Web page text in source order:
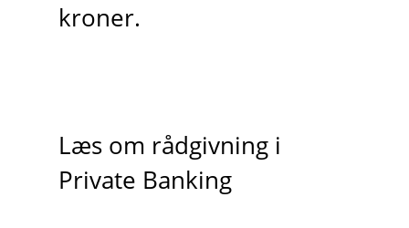
kroner.
Læs om rådgivning i
Private Banking